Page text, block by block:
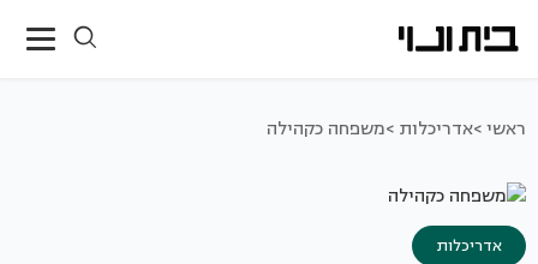
ראשי >אדריכלות >משפחה כקהילה
אדריכלות